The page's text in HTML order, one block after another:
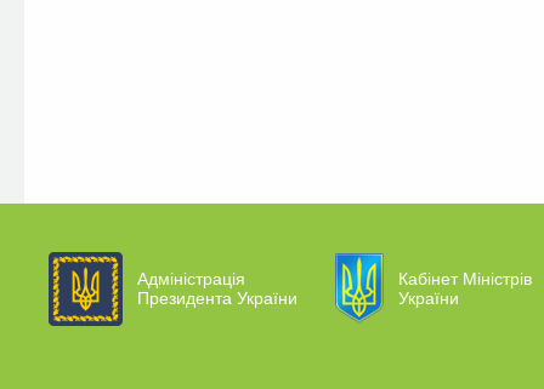
Адміністрація
Президента України
Кабінет Міністрів
України